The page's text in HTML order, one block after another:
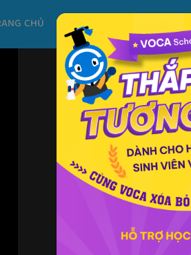
PHƯƠNG
KHÓA HỌC
CHỦ